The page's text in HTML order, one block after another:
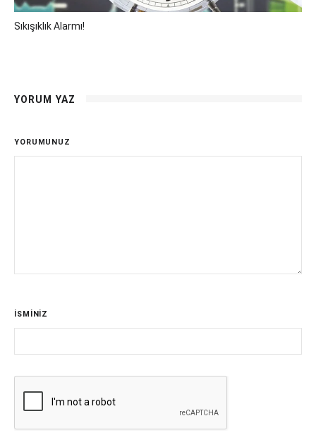
Sıkışıklık Alarmı!
YORUM YAZ
YORUMUNUZ
İSMİNİZ